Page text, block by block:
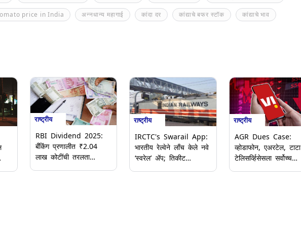
price in India अन्नधान्य महागाई कांदा दर कांद्याचे बफर स्टॉक कांद्याचे भाव
राष्ट्रीय
RBI Dividend 2025:
बँकिंग प्रणालीत ₹2.04
लाख कोटींची तरलता
राष्ट्रीय
IRCTC's Swarail App:
भारतीय रेल्वेने लाँच केले नवे
‘स्वरेल’ ॲप; तिकीट
राष्ट्रीय
AGR Dues Case:
व्होडाफोन, एअरटेल, टाटा
टेलिसर्व्हिसेसला सर्वोच्च